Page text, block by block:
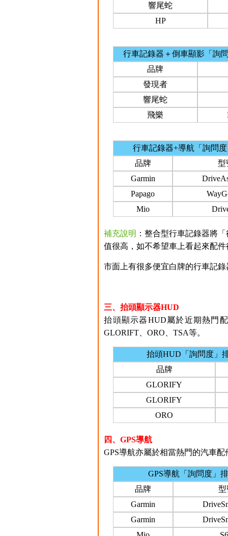
響尾蛇
HP
行車記錄器＋倒車顯影「詢
品牌
發現者
響尾蛇
飛樂
行車記錄器+導航「詢問
品牌
型
Garmin
Papago
Mio
補充說明 ：整合型行車記錄器將
值很高，如不希望車上看起來配
市面上有很多便宜白牌的行車記
三、抬頭顯示器HUD
抬頭顯示器HUD屬於近期熱門
GLORIFT、ORO、TSA等。
抬頭HUD「詢問度」
品牌
GLORIFY
GLORIFY
ORO
四、GPS導航
GPS導航亦屬於相當熱門的汽車
GPS導航「詢問度」
品牌
型
Garmin
Garmin